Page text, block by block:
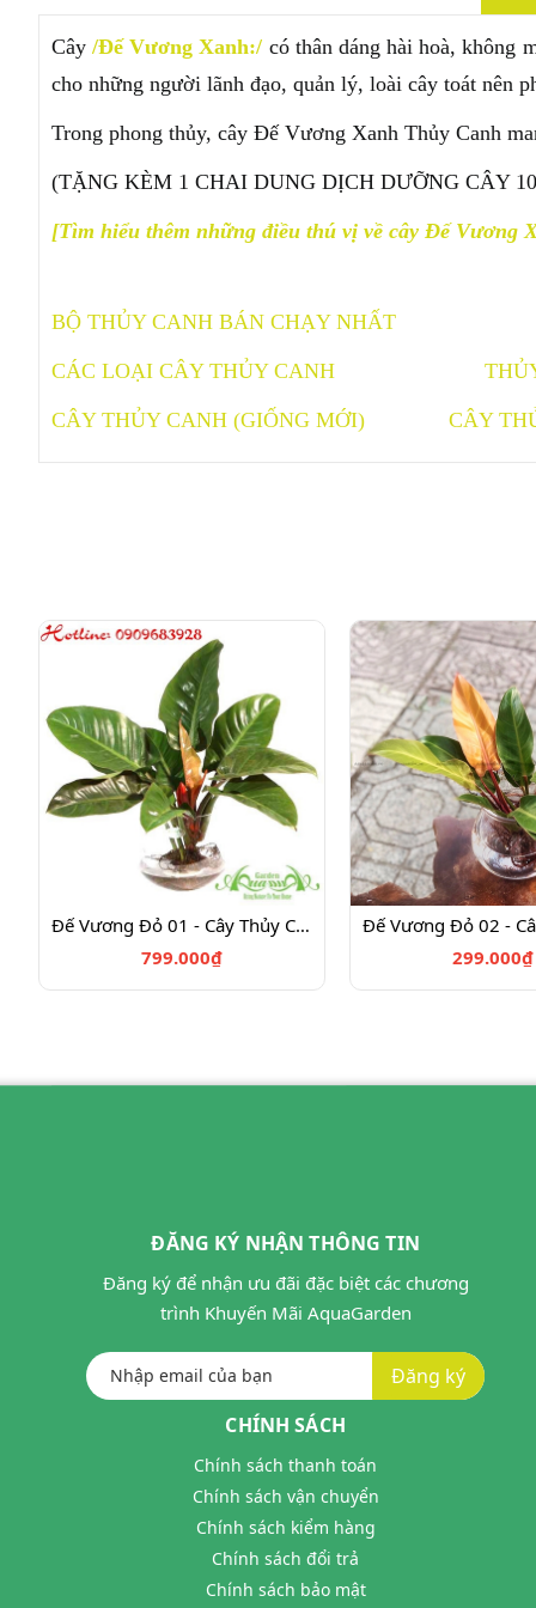
Cây/Đế Vương Xanh:/ có thân dáng hài hoà, không
cho những người lãnh đạo, quản lý, loài cây toát nên
Trong phong thủy, cây Đế Vương Xanh Thủy Canh
(TẶNG KÈM 1 CHAI DUNG DỊCH DƯỠNG CÂY
[Tìm hiểu thêm những điều thú vị về cây Đế Vương
BỘ THỦY CANH BÁN CHẠY NHẤT
CÁC LOẠI CÂY THỦY CANH
CÂY THỦY CANH (GIỐNG MỚI) CÂY
Đế Vương Đỏ 01 - Cây Thủy Canh
799.000₫
299.000₫
ĐĂNG KÝ NHẬN THÔNG TIN
Đăng ký để nhận ưu đãi đặc biệt các chương
trình Khuyến Mãi AquaGarden
Đăng ký
CHÍNH SÁCH
Chính sách thanh toán
Chính sách vận chuyển
Chính sách kiểm hàng
Chính sách đổi trả
Chính sách bảo mật